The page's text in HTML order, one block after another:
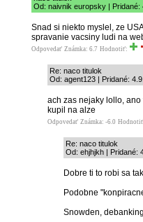
Od: naivnik europsky | Pridané:
Snad si niekto myslel, ze
spravanie vacsiny ludi na
Odpovedať Známka: 6.7 Hodnotiť:
Re: naco titulok
Od: agent123 | Pridané:
ach zas nejaky lollo,
kupil na alze
Odpovedať Známka: -6.0
Re: naco titulok
Od: ehjhjkh | Pridané:
Dobre ti to robi sa
Podobne
Snowden,